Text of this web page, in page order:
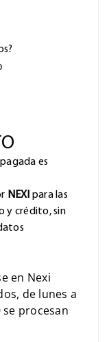
es
NEXI para las
y crédito, sin
en Nexi
de lunes a
se procesan